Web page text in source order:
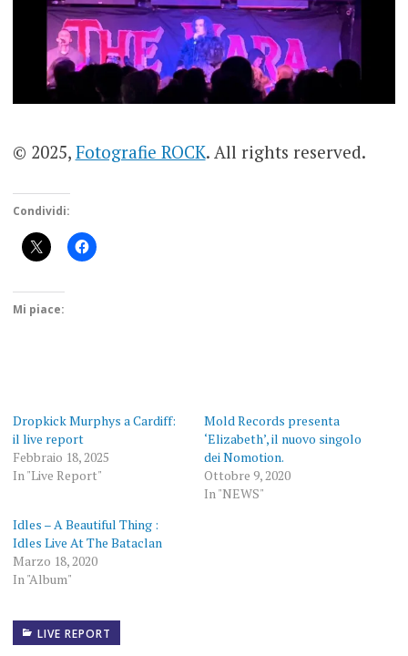
© 2025, Fotografie ROCK. All rights reserved.
Condividi:
Mi piace:
Dropkick Murphys a Cardiff:
il live report
Febbraio 18, 2025
In "Live Report"
Mold Records presenta
‘Elizabeth’, il nuovo singolo
dei Nomotion.
Ottobre 9, 2020
In "NEWS"
Idles – A Beautiful Thing :
Idles Live At The Bataclan
Marzo 18, 2020
In "Album"
LIVE REPORT
BRISTOL